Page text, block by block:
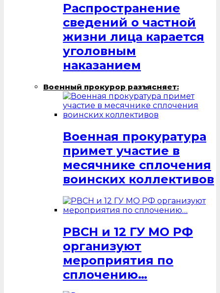
Распространение
сведений о частной
жизни лица карается
уголовным
наказанием
Военный прокурор разъясняет:
Военная прокуратура
примет участие в
месячнике сплочения
воинских коллективов
РВСН и 12 ГУ МО РФ
организуют
мероприятия по
сплочению…